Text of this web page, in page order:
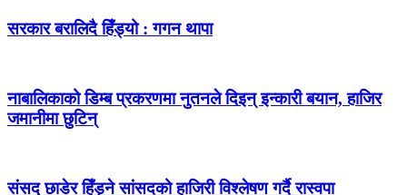
सरकार बरालिदै हिँड्यो : गगन थापा
नाबालिकाको डिम्ब प्रकरणमा नुतनले दिइन् इन्कारी बयान, हाजिर
जमानीमा छुटिन्
संसद् छाडेर हिँड्ने सांसदको हाजिरी विश्लेषण गर्दै रास्वपा